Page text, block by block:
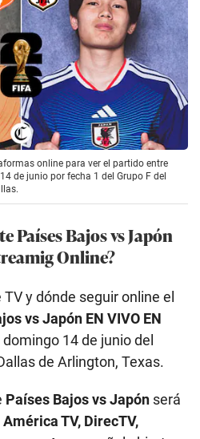
online para ver el partido entre
de junio por fecha 1 del Grupo F del
Países Bajos vs Japón
Online?
y dónde seguir online el
vs Japón EN VIVO EN
domingo 14 de junio del
de Arlington, Texas.
Países Bajos vs Japón será
América TV, DirecTV,